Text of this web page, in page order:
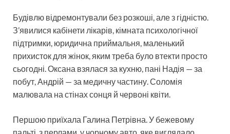
Будівлю відремонтували без розкоші, але з гідністю.
З’явилися кабінети лікарів, кімната психологічної
підтримки, юридична приймальня, маленький
прихисток для жінок, яким треба було втекти просто
сьогодні. Оксана взялася за кухню, пані Надія — за
побут, Андрій — за медичну частину. Соломія
малювала на стінах сонця й червоні квіти.
Першою приїхала Галина Петрівна. У бежевому